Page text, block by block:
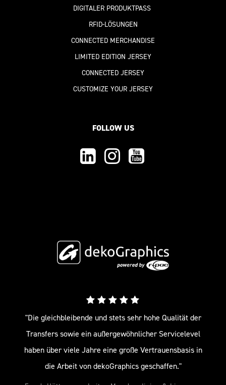
DIGITALER PRODUKTPASS
RFID-LÖSUNGEN
CONNECTED MERCHANDISE
LIMITED EDITION JERSEY
CONNECTED JERSEY
CUSTOMIZE YOUR JERSEY
FOLLOW US
"Die gleichbleibende und stets sehr hohe Qualität der
Transfers sowie ein außergewöhnlicher Servicelevel
haben über viele Jahre eine große Vertrauensbasis in
die Arbeit von dekoGraphics geschaffen."